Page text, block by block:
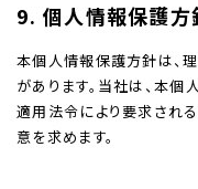
9. 個人情報保護方
本個人情報保護方針は、
があります。当社は、本
適用法令により要求され
意を求めます。